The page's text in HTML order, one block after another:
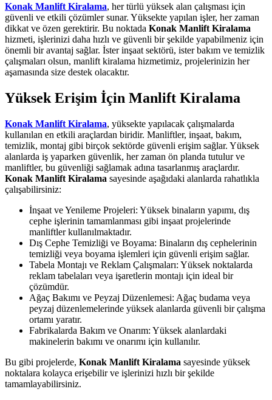
Konak Manlift Kiralama, her türlü yüksek alan çalışması için
güvenli ve etkili çözümler sunar. Yüksekte yapılan işler, her zaman
dikkat ve özen gerektirir. Bu noktada Konak Manlift Kiralama
hizmeti, işlerinizi daha hızlı ve güvenli bir şekilde yapabilmeniz için
önemli bir avantaj sağlar. İster inşaat sektörü, ister bakım ve temizlik
çalışmaları olsun, manlift kiralama hizmetimiz, projelerinizin her
aşamasında size destek olacaktır.
Yüksek Erişim İçin Manlift Kiralama
Konak Manlift Kiralama, yüksekte yapılacak çalışmalarda
kullanılan en etkili araçlardan biridir. Manliftler, inşaat, bakım,
temizlik, montaj gibi birçok sektörde güvenli erişim sağlar. Yüksek
alanlarda iş yaparken güvenlik, her zaman ön planda tutulur ve
manliftler, bu güvenliği sağlamak adına tasarlanmış araçlardır.
Konak Manlift Kiralama sayesinde aşağıdaki alanlarda rahatlıkla
çalışabilirsiniz:
İnşaat ve Yenileme Projeleri: Yüksek binaların yapımı, dış
cephe işlerinin tamamlanması gibi inşaat projelerinde
manliftler kullanılmaktadır.
Dış Cephe Temizliği ve Boyama: Binaların dış cephelerinin
temizliği veya boyama işlemleri için güvenli erişim sağlar.
Tabela Montajı ve Reklam Çalışmaları: Yüksek noktalarda
reklam tabelaları veya işaretlerin montajı için ideal bir
çözümdür.
Ağaç Bakımı ve Peyzaj Düzenlemesi: Ağaç budama veya
peyzaj düzenlemelerinde yüksek alanlarda güvenli bir çalışma
ortamı yaratır.
Fabrikalarda Bakım ve Onarım: Yüksek alanlardaki
makinelerin bakımı ve onarımı için kullanılır.
Bu gibi projelerde, Konak Manlift Kiralama sayesinde yüksek
noktalara kolayca erişebilir ve işlerinizi hızlı bir şekilde
tamamlayabilirsiniz.